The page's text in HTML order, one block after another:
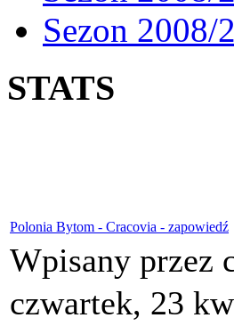
Sezon 2008/
STATS
Polonia Bytom - Cracovia - zapowiedź
Wpisany przez
czwartek, 23